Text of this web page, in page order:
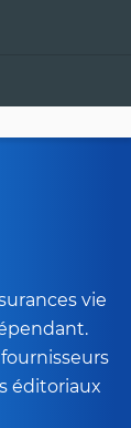
vie
éditoriaux